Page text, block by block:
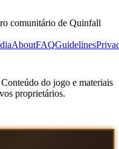
comunitário de Quinfall
AboutFAQGuidelines
do jogo e materiais
proprietários.